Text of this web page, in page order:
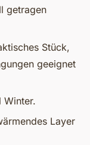
getragen
Stück,
geeignet
Winter.
Layer